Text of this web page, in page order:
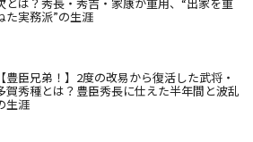
とは？秀長・秀吉・家康が重用、“出家を重
た実務派”の生涯
【豊臣兄弟！】2度の改易から復活した武将・
賀秀種とは？豊臣秀長に仕えた半年間と波乱
生涯